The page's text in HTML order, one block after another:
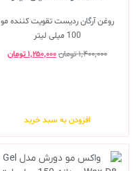
روغن آرگان ردیست تقویت کننده مو
100 میلی لیتر
۱,۴۰۰,۰۰۰تومان۱,۲۵۰,۰۰۰ تومان
افزودن به سبد خرید